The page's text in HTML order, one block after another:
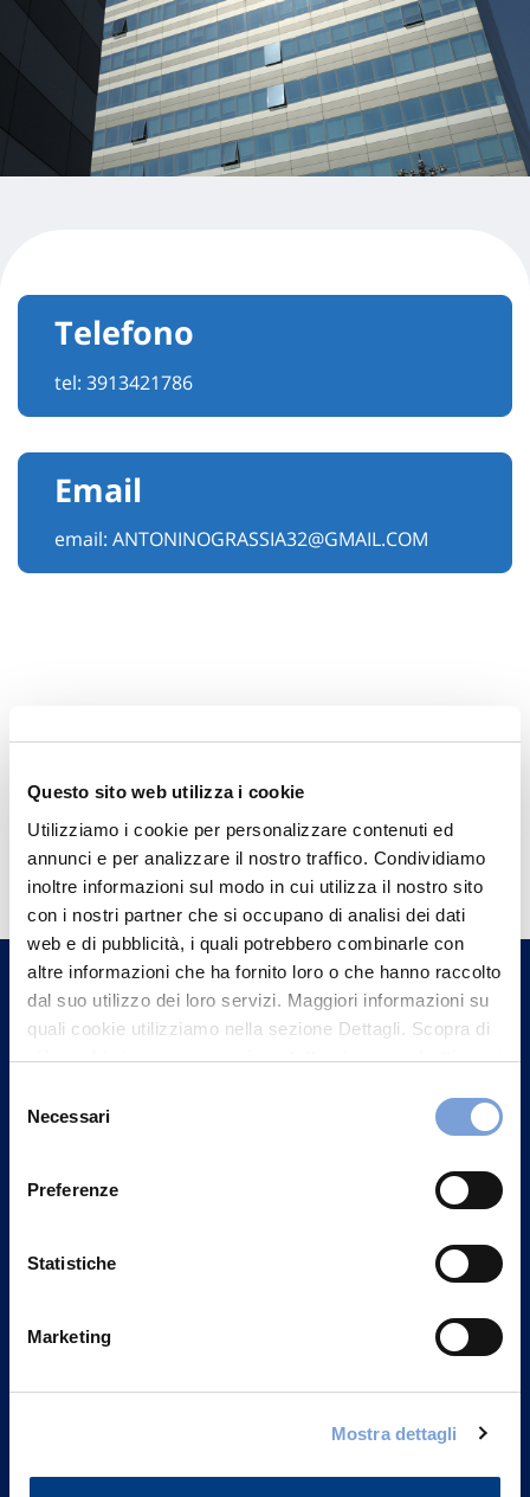
Questo sito web utilizza i cookie
Utilizziamo i cookie per personalizzare contenuti ed
annunci e per analizzare il nostro traffico. Condividiamo
inoltre informazioni sul modo in cui utilizza il nostro sito
con i nostri partner che si occupano di analisi dei dati
web e di pubblicità, i quali potrebbero combinarle con
altre informazioni che ha fornito loro o che hanno raccolto
dal suo utilizzo dei loro servizi. Maggiori informazioni su
quali cookie utilizziamo nella sezione Dettagli. Scopra di
più su chi siamo, come può contattarci e come trattiamo i
può trovare nel footer del sito nella sezione "Informativa
delNecessari
Preferenze
Statistiche
Marketing
Mostra dettagli
Telefono
tel: 3913421786
Email
email: ANTONINOGRASSIA32@GMAIL.COM
Hai bisogno di
informazioni?
Trova l'Agenzia più vicina a te e parla con
un nostro Agente.
Contattaci
Vittoria Assicurazioni S.p.A.
Part. IVA 01329510158